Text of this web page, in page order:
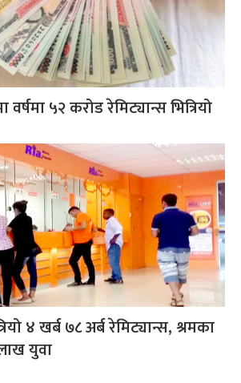
५२ करोड रेमिट्यान्स भित्रियो
४ खर्ब ७८ अर्ब रेमिट्यान्स, श्रमका
युवा